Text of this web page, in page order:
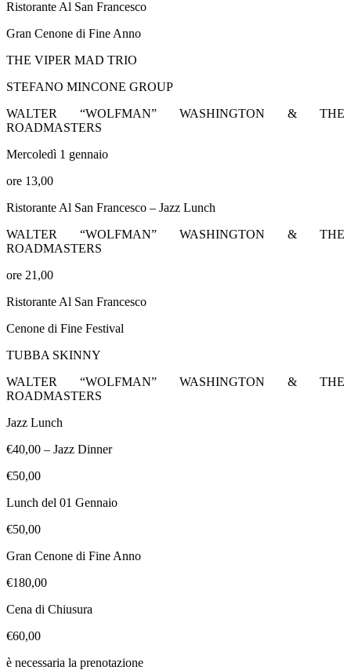
Ristorante Al San Francesco
Gran Cenone di Fine Anno
THE VIPER MAD TRIO
STEFANO MINCONE GROUP
WALTER “WOLFMAN” WASHINGTON & THE
ROADMASTERS
Mercoledì 1 gennaio
ore 13,00
Ristorante Al San Francesco – Jazz Lunch
WALTER “WOLFMAN” WASHINGTON & THE
ROADMASTERS
ore 21,00
Ristorante Al San Francesco
Cenone di Fine Festival
TUBBA SKINNY
WALTER “WOLFMAN” WASHINGTON & THE
ROADMASTERS
Jazz Lunch
€40,00 – Jazz Dinner
€50,00
Lunch del 01 Gennaio
€50,00
Gran Cenone di Fine Anno
€180,00
Cena di Chiusura
€60,00
è necessaria la prenotazione